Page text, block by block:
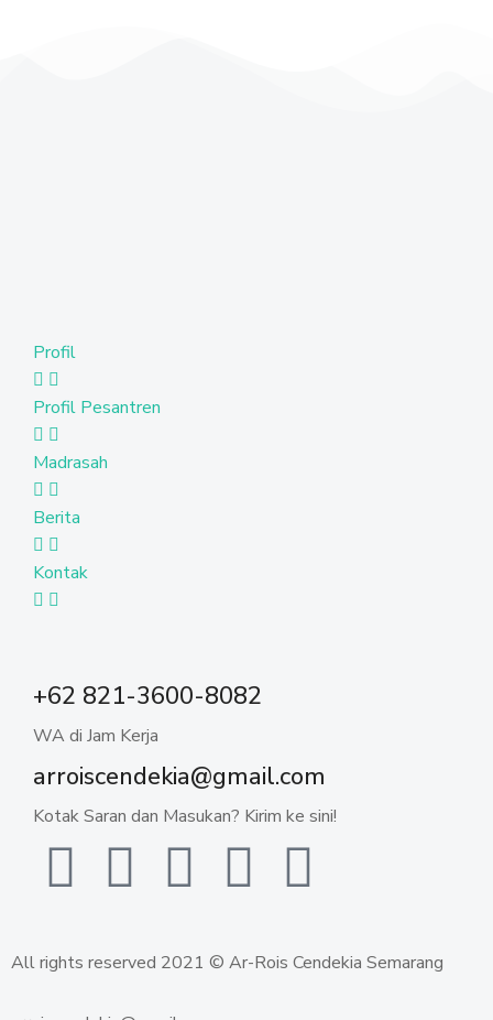
Profil
Profil Pesantren
Madrasah
Berita
Kontak
+62 821-3600-8082
WA di Jam Kerja
arroiscendekia@gmail.com
Kotak Saran dan Masukan? Kirim ke sini!
All rights reserved 2021 © Ar-Rois Cendekia Semarang